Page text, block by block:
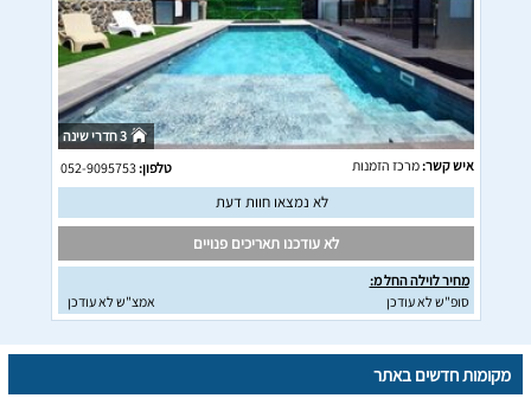
3 חדרי שינה
איש קשר:מרכז הזמנות טלפון:052-9095753
לא נמצאו חוות דעת
לא עודכנו תאריכים פנויים
מחיר לוילה החל מ:
סופ"ש לא עודכן
אמצ"ש לא עודכן
מקומות חדשים באתר